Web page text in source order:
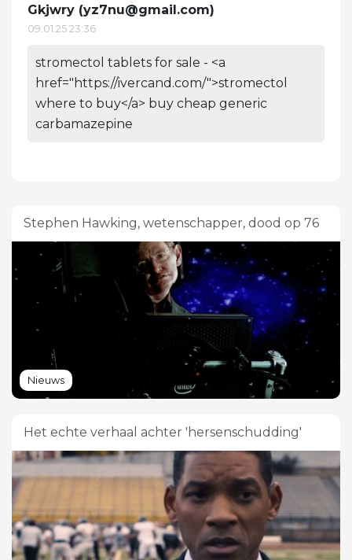
Gkjwry (yz7nu@gmail.com)
09.01.25 23:36
stromectol tablets for sale - <a
href="https://ivercand.com/">stromectol
where to buy</a> buy cheap generic
carbamazepine
Stephen Hawking, wetenschapper, dood op 76
Nieuws
Het echte verhaal achter 'hersenschudding'